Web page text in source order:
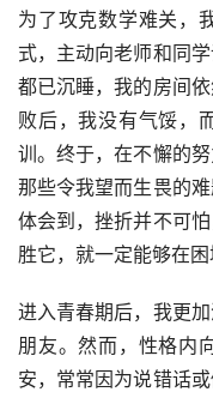
为了攻克数学难关，
式，主动向老师和同
都已沉睡，我的房间
败后，我没有气馁，
训。终于，在不懈的
那些令我望而生畏的
体会到，挫折并不可
胜它，就一定能够在困
进入青春期后，我更
朋友。然而，性格内
安，常常因为说错话